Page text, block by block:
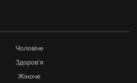
Чоловіче
Здоров’я
Жіноче